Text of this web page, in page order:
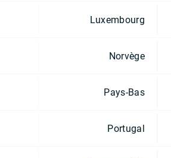
Luxembourg
Norvège
Pays-Bas
Portugal